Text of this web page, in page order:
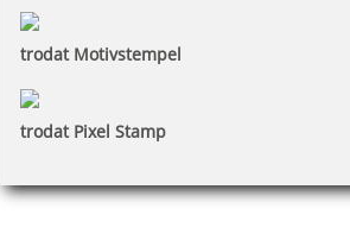
trodat Motivstempel
trodat Pixel Stamp